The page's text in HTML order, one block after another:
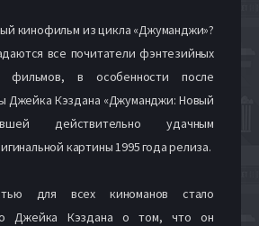
кинофильм из цикла «Джуманджи»?
все почитатели фэнтезийных
фильмов, в особенности после
Джейка Кэздана «Джуманджи: Новый
действительно удачным
картины 1995 года релиза.
для всех киноманов стало
Джейка Кэздана о том, что он